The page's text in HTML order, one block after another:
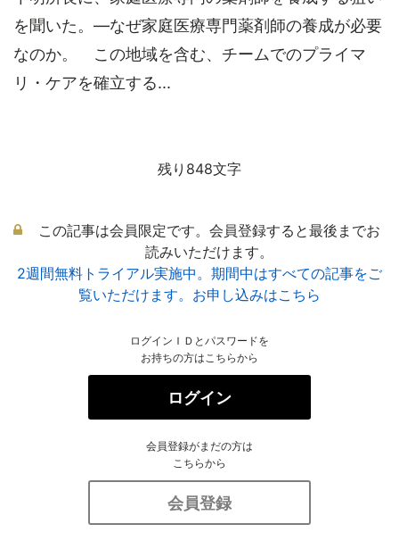
を聞いた。―なぜ家庭医療専門薬剤師の養成が必要
なのか。 この地域を含む、チームでのプライマ
リ・ケアを確立する...
残り848文字
この記事は会員限定です。会員登録すると最後までお
読みいただけます。
2週間無料トライアル実施中。期間中はすべての記事をご
覧いただけます。お申し込みはこちら
ログインＩＤとパスワードを
お持ちの方はこちらから
ログイン
会員登録がまだの方は
こちらから
会員登録